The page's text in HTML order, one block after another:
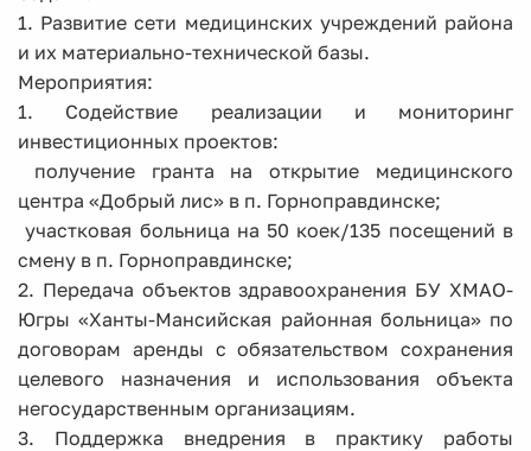
1. Развитие сети медицинских учреждений района
и их материально-технической базы.
Мероприятия:
1. Содействие реализации и мониторинг
инвестиционных проектов:
­ получение гранта на открытие медицинского
центра «Добрый лис» в п. Горноправдинске;
­ участковая больница на 50 коек/135 посещений в
смену в п. Горноправдинске;
2. Передача объектов здравоохранения БУ ХМАО-
Югры «Ханты-Мансийская районная больница» по
договорам аренды с обязательством сохранения
целевого назначения и использования объекта
негосударственным организациям.
3. Поддержка внедрения в практику работы